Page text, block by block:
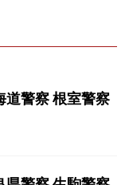
警察 根室警察